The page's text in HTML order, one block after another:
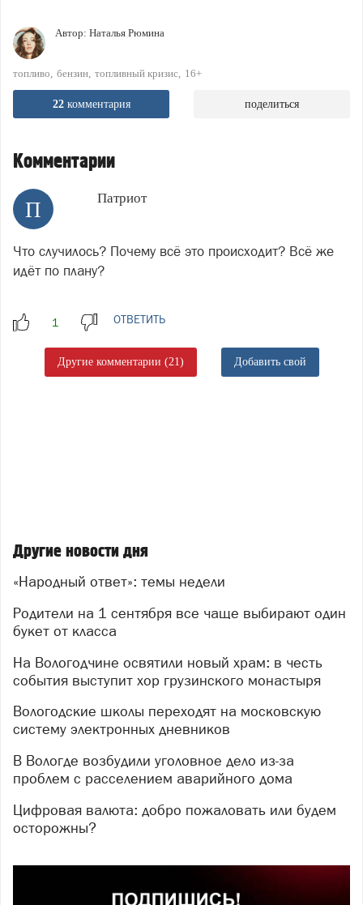
Автор: Наталья Рюмина
топливо бензин топливный кризис 16+
22комментария поделиться
Комментарии
П Патриот
Что случилось? Почему всё это происходит? Всё же
идёт по плану?
ОТВЕТИТЬ
Другие комментарии (21) Добавить свой
Другие новости дня
«Народный ответ»: темы недели
Родители на 1 сентября все чаще выбирают один
букет от класса
На Вологодчине освятили новый храм: в честь
события выступит хор грузинского монастыря
Вологодские школы переходят на московскую
систему электронных дневников
В Вологде возбудили уголовное дело из-за
проблем с расселением аварийного дома
Цифровая валюта: добро пожаловать или будем
осторожны?